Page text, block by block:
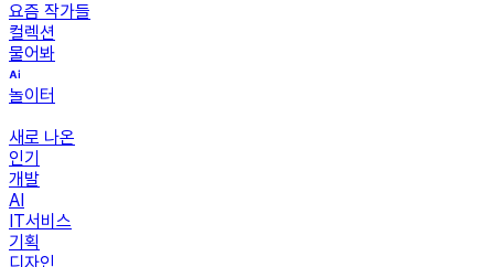
요즘 작가들
컬렉션
물어봐
놀이터
새로 나온
인기
개발
AI
IT서비스
기획